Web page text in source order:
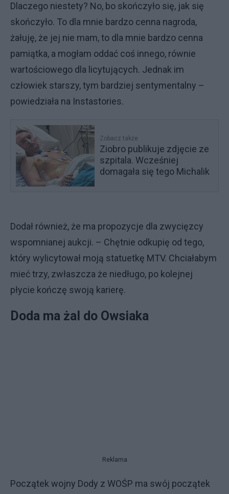
Dlaczego niestety? No, bo skończyło się, jak się
skończyło. To dla mnie bardzo cenna nagroda,
żałuję, że jej nie mam, to dla mnie bardzo cenna
pamiątka, a mogłam oddać coś innego, równie
wartościowego dla licytujących. Jednak im
człowiek starszy, tym bardziej sentymentalny –
powiedziała na Instastories.
Zobacz także
Ziobro publikuje zdjęcie ze
szpitala. Wcześniej
domagała się tego Michalik
Dodał również, że ma propozycje dla zwycięzcy
wspomnianej aukcji. – Chętnie odkupię od tego,
który wylicytował moją statuetkę MTV. Chciałabym
mieć trzy, zwłaszcza że niedługo, po kolejnej
płycie kończę swoją karierę.
Doda ma żal do Owsiaka
Reklama
Początek wojny Dody z WOŚP ma swój początek